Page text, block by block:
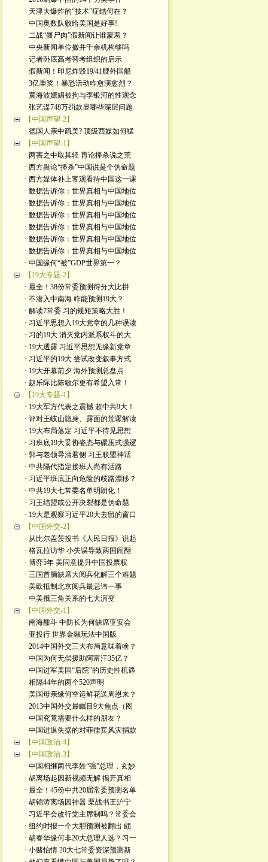
· 天津大爆炸的“技术”症结何在？
· 中国奥数队败给美国是好事!
· 二战“僵尸肉”假新闻让谁蒙羞？
· 中央新闻单位撤并千余机构够吗
· 记者卧底高考替考组织的启示
· 假新闻！印尼炸毁19/41艘外国船
· 3亿重奖！暴恐活动咋愈演愈烈？
· 黄海波嫖娼被拘与李银河的性观念
· 张艺谋748万罚款显哪些深层问题
【中国声望-2】
· 德国人亲中疏美? 顶级西媒如何猛
【中国声望-1】
· 两害之中取其轻 再论捧杀说之荒
· 西方舆论“捧杀”中国说是个伪命题
· 西方媒体补上客观看待中国这一课
· 数据告诉你：世界真相与中国地位
· 数据告诉你：世界真相与中国地位
· 数据告诉你：世界真相与中国地位
· 数据告诉你：世界真相与中国地位
· 数据告诉你：世界真相与中国地位
· 数据告诉你：世界真相与中国地位
· 中国缘何“被”GDP世界第一？
【19大专题-2】
· 最全！38份常委预测得分大比拼
· 不潜入中南海 咋能预测19大？
· 解读7常委 习的规矩策略大胜！
· 习近平思想入19大党章的几种误读
· 习的19大 消灭党内派系权斗的大
· 19大透露 习近平思想无缘新党章
· 习近平的19大 尝试改变叙事方式
· 19大开幕前夕 海外预测总盘点
· 赵乐际比陈敏尔更有希望入常！
【19大专题-1】
· 19大军方代表之震撼 超中共9大！
· 评对王岐山隐身、露面的荒谬解读
· 19大布局落定 习近平不待见思想
· 习班底19大妥协姿态与碾压式强逻
· 郭与老领导清君侧 习王联盟神话
· 中共隔代指定接班人尚有活路
· 习近平班底正向危险的歧路漂移？
· 中共19大七常委名单明朗化！
· 习王结盟或公开决裂都是伪命题
· 19大是观察习近平20大去留的窗口
【中国外交-2】
· 从比尔盖茨投书《人民日报》说起
· 格瓦拉访华 小失误导致两国闹翻
· 博弈5年 美同意提升中国投票权
· 三国首脑缺席大阅兵化解三个难题
· 美欧抵制北京阅兵最忌讳一事
· 中美俄三角关系的七大演变
【中国外交-1】
· 南海酣斗 中防长为何缺席亚安会
· 亚投行 世界金融玩法中国版
· 2014中国外交三大布局意味着啥？
· 中国为何无偿援助阿富汗35亿？
· 中国进军美国“后院”的历史性机遇
· 相隔44年的两个520声明
· 美国母亲缘何空运鲜花送周恩来？
· 2013中国外交最瞩目9大焦点（图
· 中国究竟需要什么样的朋友？
· 中国进退失据的对菲律宾风灾捐款
【中国政治-4】
【中国政治-3】
· 中国相继两代李姓“强”总理，玄妙
· 胡离场起因新视频无解 揭开真相
· 最全！45份中共20届常委预测名单
· 胡锦涛离场因神器 栗战书王沪宁
· 习近平会改行党主席制吗？常委会
· 纽约时报一个大胆预测被翻出 颇
· 胡春华缘何非20大总理人选？习一
· 小赌怡情 20大七常委资深预测新